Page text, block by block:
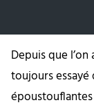
Depuis que
toujours essayé